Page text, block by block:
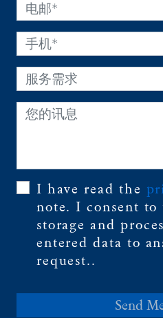
I have read the
note. I consent
storage and
entered data to
request..
Send